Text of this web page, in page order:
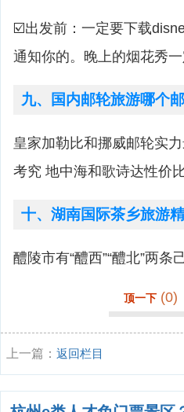
☑️出发前：一定要下载
通知你的。晚上的烟花秀
九、国内邮轮旅游哪个
皇家加勒比和挪威邮轮实
考究 地中海和歌诗达性价
十、湖南国际茶乡旅游
醴陵市有“醴西”“醴北”两
顶一下 (0)
上一篇： 返回栏目